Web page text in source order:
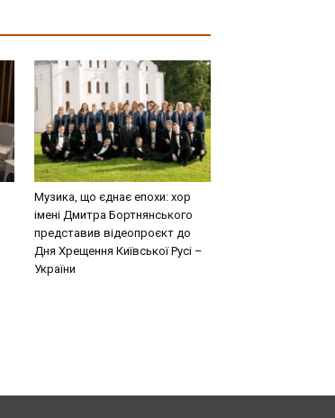
Музика, що єднає епохи: хор
імені Дмитра Бортнянського
представив відеопроєкт до
Дня Хрещення Київської Русі –
України